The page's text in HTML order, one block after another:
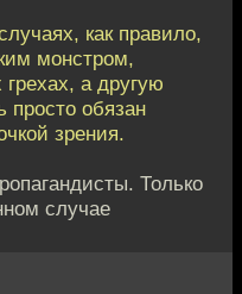
как правило,
монстром,
а другую
просто обязан
зрения.
Только
случае